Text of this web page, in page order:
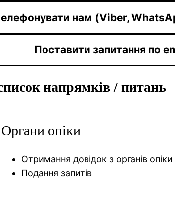
нам (Viber,
Поставити запитання по
напрямків / питань
Органи опіки
Отримання довідок з органів опіки
Подання запитів